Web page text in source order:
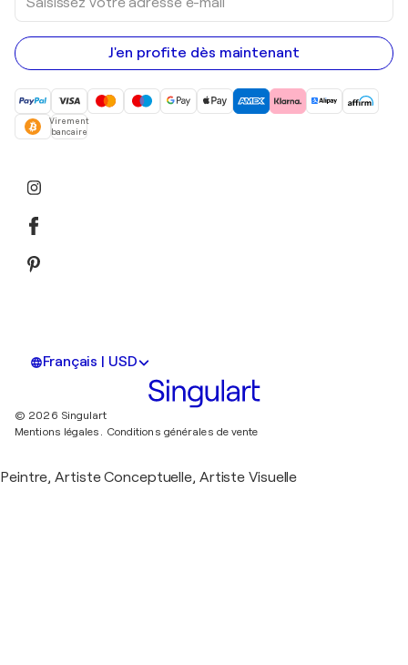
votre
adresse
e-
mail
J'en profite dès maintenant
Virement
bancaire
Français | USD
© 2026 Singulart
Mentions légales. Conditions générales de vente
Peintre, Artiste Conceptuelle, Artiste Visuelle